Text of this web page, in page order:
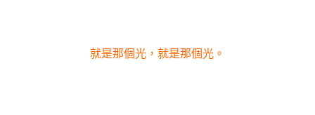
就是那個光，就是那個光。